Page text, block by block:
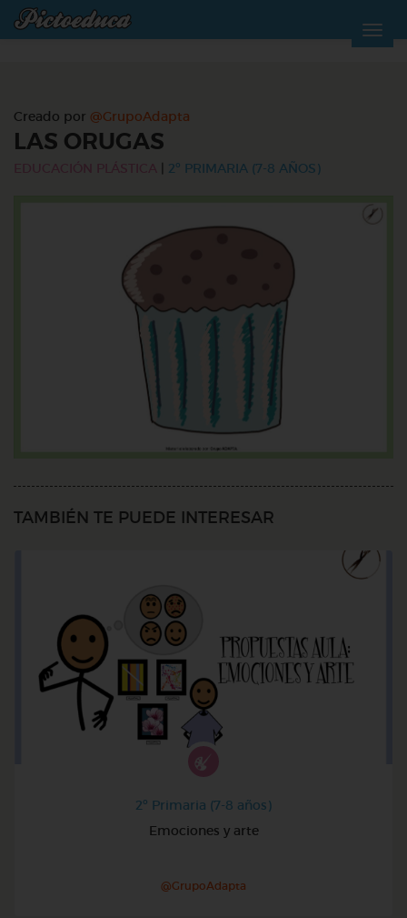
Creado por @GrupoAdapta
LAS ORUGAS
EDUCACIÓN PLÁSTICA 2º PRIMARIA (7-8 AÑOS)
TAMBIÉN TE PUEDE INTERESAR
2º Primaria (7-8 años)
Emociones y arte
@GrupoAdapta